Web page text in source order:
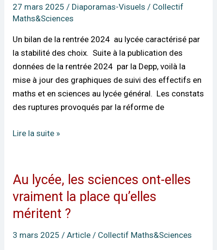
27 mars 2025/ Diaporamas-Visuels / Collectif
Maths&Sciences
Un bilan de la rentrée 2024 au lycée caractérisé par
la stabilité des choix. Suite à la publication des
données de la rentrée 2024 par la Depp, voilà la
mise à jour des graphiques de suivi des effectifs en
maths et en sciences au lycée général. Les constats
des ruptures provoqués par la réforme de
:
le
bilan
2025
en
graphiques
Lire la suite »
Au lycée, les sciences ont-elles
vraiment la place qu’elles
méritent ?
3 mars 2025 /Article / Collectif Maths&Sciences
Au
lycée,
sciences
ont-